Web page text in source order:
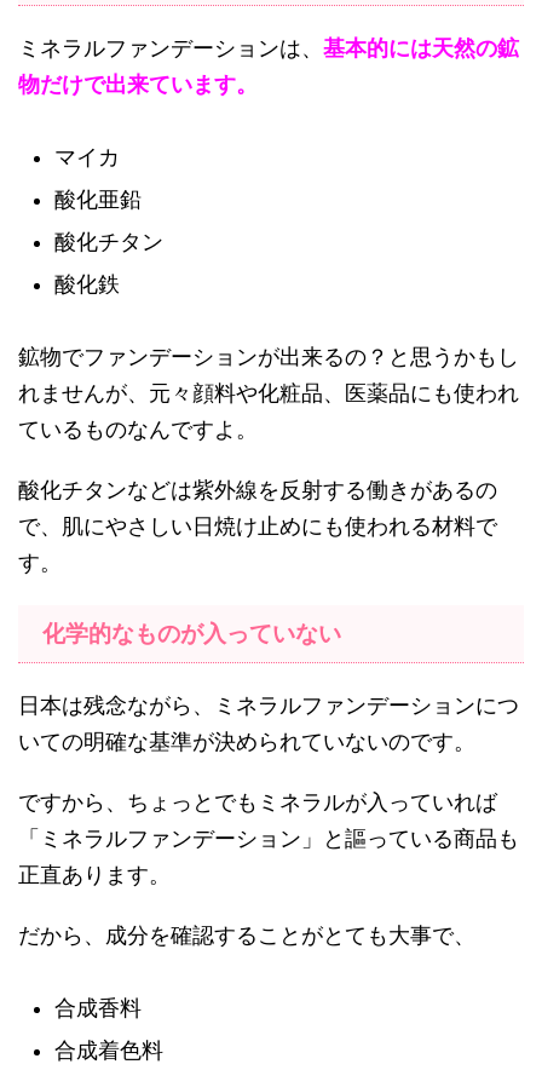
ミネラルファンデーションは、 基本的には天然の鉱
物だけで出来ています。
マイカ
酸化亜鉛
酸化チタン
酸化鉄
鉱物でファンデーションが出来るの？と思うかもし
れませんが、元々顔料や化粧品、医薬品にも使われ
ているものなんですよ。
酸化チタンなどは紫外線を反射する働きがあるの
で、肌にやさしい日焼け止めにも使われる材料で
す。
化学的なものが入っていない
日本は残念ながら、ミネラルファンデーションにつ
いての明確な基準が決められていないのです。
ですから、ちょっとでもミネラルが入っていれば
「ミネラルファンデーション」と謳っている商品も
正直あります。
だから、成分を確認することがとても大事で、
合成香料
合成着色料